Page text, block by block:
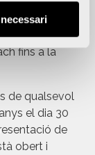
i
fins a la
de qualsevol
el dia 30
de
obert i